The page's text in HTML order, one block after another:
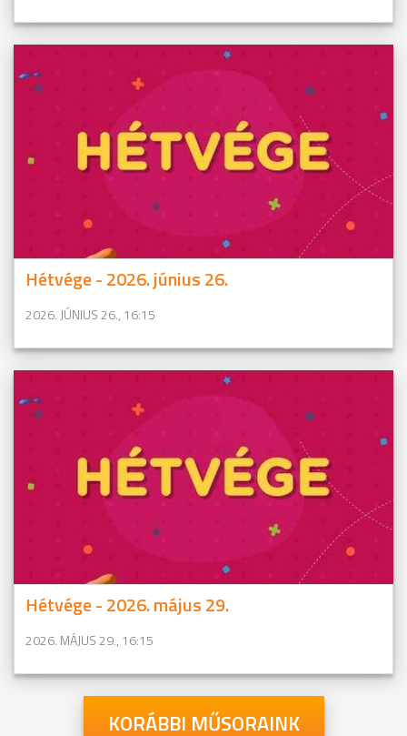
Hétvége - 2026. június 26.
2026. JÚNIUS 26., 16:15
Hétvége - 2026. május 29.
2026. MÁJUS 29., 16:15
KORÁBBI MŰSORAINK